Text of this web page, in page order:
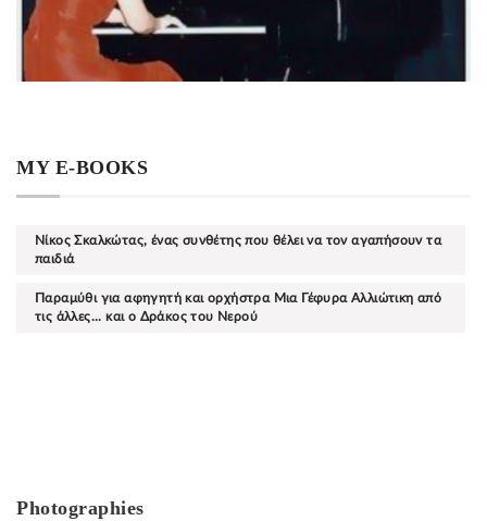
MY E-BOOKS
Νίκος Σκαλκώτας, ένας συνθέτης που θέλει να τον αγαπήσουν τα
παιδιά
Παραμύθι για αφηγητή και ορχήστρα Μια Γέφυρα Αλλιώτικη από
τις άλλες... και ο Δράκος του Νερού
Photographies